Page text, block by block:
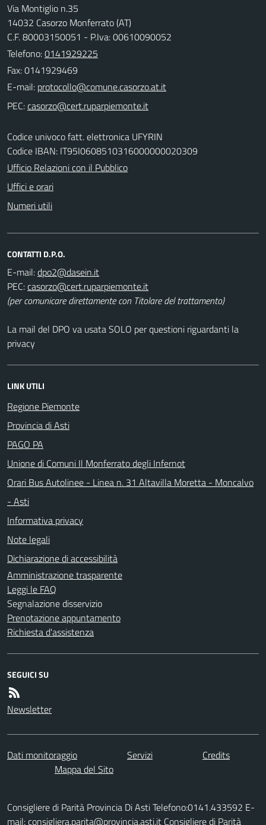
Via Montiglio n.35
14032 Casorzo Monferrato (AT)
C.F. 80003150051 - P.Iva: 00610090052
Telefono:0141929225
Fax: 0141929469
E-mail:
PEC:
Codice univoco fatt. elettronica UFYRIN
Codice IBAN: IT95I0608510316000000020309
Ufficio Relazioni con il Pubblico
Uffici e orari
Numeri utili
CONTATTI D.P.O.
E-mail:
PEC:
(per comunicare direttamente con Titolare del trattamento)
La mail del DPO va usata SOLO per questioni riguardanti la
privacy
LINK UTILI
Regione Piemonte
Provincia di Asti
PAGO PA
Unione di Comuni Il Monferrato degli Infernot
Orari Bus Autolinee - Linea n. 31 Altavilla Moretta - Moncalvo
- Asti
Informativa privacy
Note legali
Dichiarazione di accessibilità
Amministrazione trasparente
Leggi le FAQ
Segnalazione disservizio
Prenotazione appuntamento
Richiesta d'assistenza
SEGUICI SU
Newsletter
Dati monitoraggio Servizi
Credits
Mappa del Sito
Consigliere di Parità Provincia Di Asti Telefono:0141.433592 E-
mail: consigliera.parita@provincia.asti.it Consigliere di Parità